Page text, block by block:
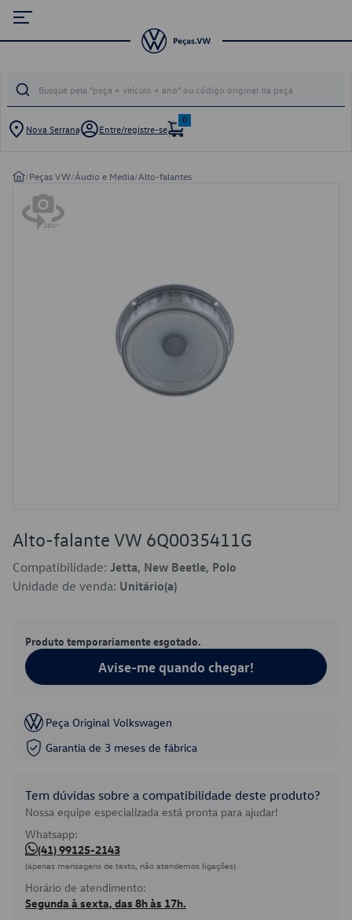
Nova Serrana Entre/registre-se
0
/Peças VW/Áudio e Media/Alto-falantes
Alto-falante VW 6Q0035411G
Compatibilidade: Jetta, New Beetle, Polo
Unidade de venda: Unitário(a)
Produto temporariamente esgotado.
Avise-me quando chegar!
Peça Original Volkswagen
Garantia de 3 meses de fábrica
Tem dúvidas sobre a compatibilidade deste produto?
Nossa equipe especializada está pronta para ajudar!
Whatsapp:
(41) 99125-2143
(apenas mensagens de texto, não atendemos ligações)
Horário de atendimento:
Segunda à sexta, das 8h às 17h.